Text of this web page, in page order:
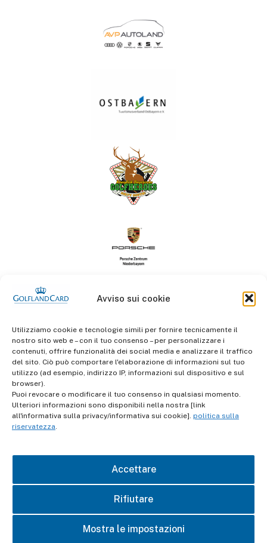
Avviso sui cookie
Utilizziamo cookie e tecnologie simili per fornire tecnicamente il
nostro sito web e – con il tuo consenso – per personalizzare i
contenuti, offrire funzionalità dei social media e analizzare il traffico
del sito. Ciò può comportare l'elaborazione di informazioni sul tuo
utilizzo (ad esempio, indirizzo IP, informazioni sul dispositivo e sul
browser).
Puoi revocare o modificare il tuo consenso in qualsiasi momento.
Ulteriori informazioni sono disponibili nella nostra [link
all'informativa sulla privacy/informativa sui cookie]. politica sulla
riservatezza.
Accettare
Rifiutare
Mostra le impostazioni
informazioni
Termini e Condizioni
Protezione dei dati